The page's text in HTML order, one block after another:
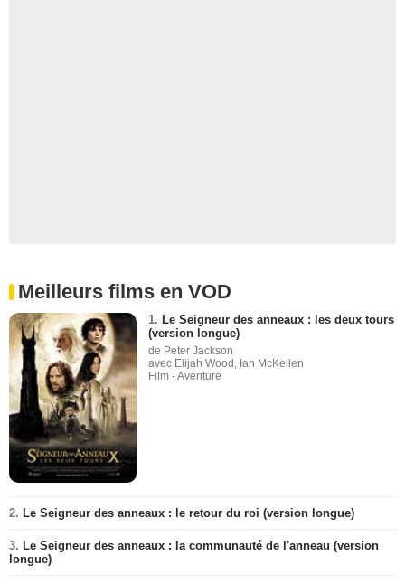
Meilleurs films en VOD
1. Le Seigneur des anneaux : les deux tours
(version longue)
de Peter Jackson
avec Elijah Wood, Ian McKellen
Film - Aventure
2. Le Seigneur des anneaux : le retour du roi (version longue)
3. Le Seigneur des anneaux : la communauté de l'anneau (version
longue)